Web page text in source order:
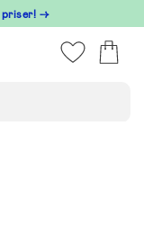
priser! →